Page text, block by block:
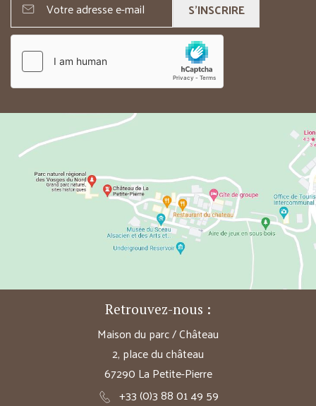
S'INSCRIRE
Retrouvez-nous :
Maison du parc / Château
2, place du château
67290 La Petite-Pierre
+33 (0)3 88 01 49 59